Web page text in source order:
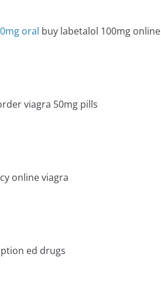
oral buy labetalol 100mg online
viagra 50mg pills
online viagra
ed drugs